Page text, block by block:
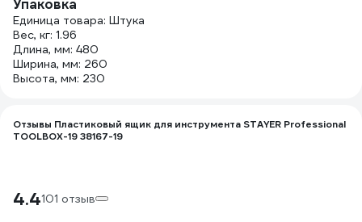
Упаковка
Единица товара: Штука
Вес, кг: 1.96
Длина, мм: 480
Ширина, мм: 260
Высота, мм: 230
Отзывы Пластиковый ящик для инструмента STAYER Professional
TOOLBOX-19 38167-19
4.4101 отзыв